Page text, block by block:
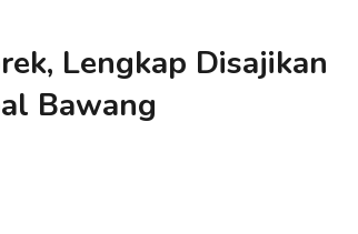
Lengkap Disajikan
Bawang